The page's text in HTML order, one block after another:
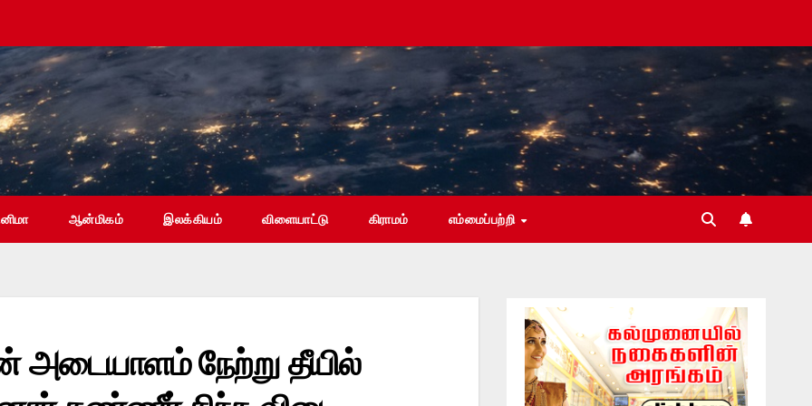
ஆன்மிகம் இலக்கியம் விளையாட்டு கிராமம் எம்மைப்பற்றி
அடையாளம் நேற்று தீயில்